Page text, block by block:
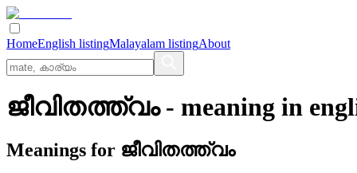
HomeEnglish listingMalayalam listingAbout
ജീവിതത്ത്വം- meaning in
Meanings for ജീവിതത്ത്വം